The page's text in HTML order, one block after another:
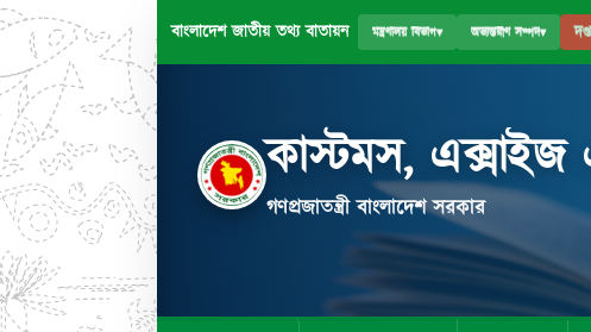
বাংলাদেশ জাতীয় তথ্য বাতায়ন মন্ত্রণালয় বিভাগ▾ অভ্যন্তরীণ সম্পদ▾
কাস্টমস, এক্সাইজ
গণপ্রজাতন্ত্রী বাংলাদেশ সরকার